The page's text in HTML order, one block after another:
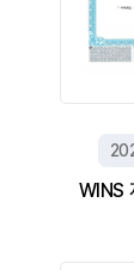
WINS